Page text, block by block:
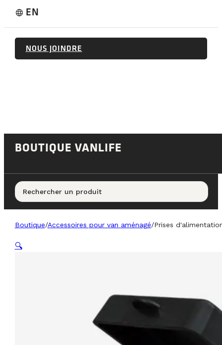
language EN
NOUS JOINDRE
BOUTIQUE VANLIFE
Rechercher un produit
Boutique/Accessoires pour van aménagé/Prises
🔍